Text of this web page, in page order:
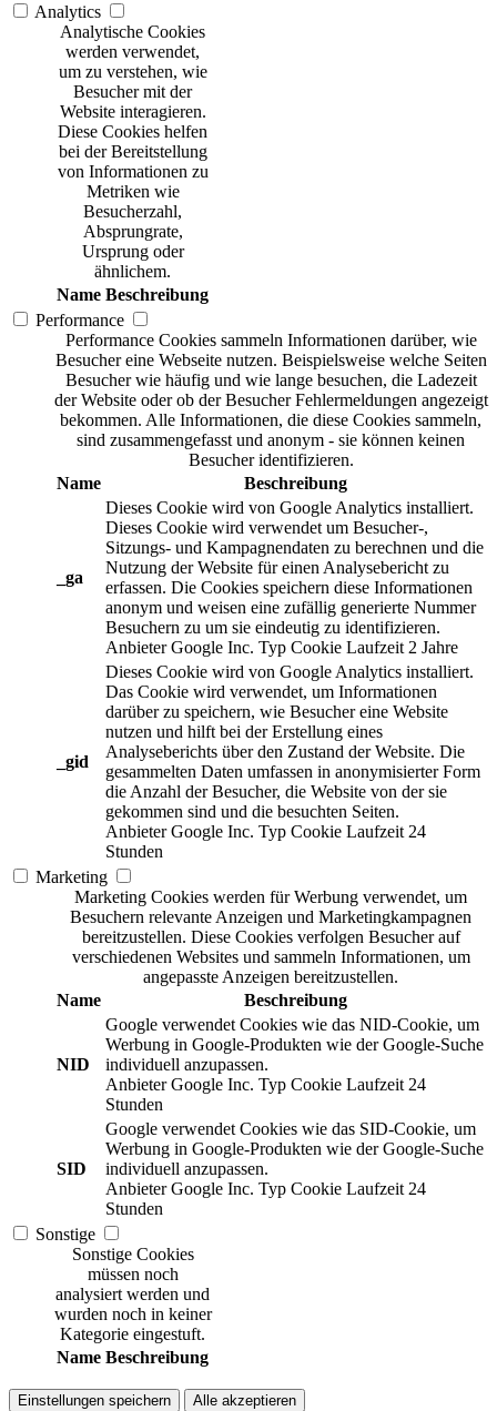
Analytics
Analytische Cookies
werden verwendet,
um zu verstehen, wie
Besucher mit der
Website interagieren.
Diese Cookies helfen
bei der Bereitstellung
von Informationen zu
Metriken wie
Besucherzahl,
Absprungrate,
Ursprung oder
ähnlichem.
Name Beschreibung
Performance
Performance Cookies sammeln Informationen darüber, wie
Besucher eine Webseite nutzen. Beispielsweise welche Seiten
Besucher wie häufig und wie lange besuchen, die Ladezeit
der Website oder ob der Besucher Fehlermeldungen angezeigt
bekommen. Alle Informationen, die diese Cookies sammeln,
sind zusammengefasst und anonym - sie können keinen
Besucher identifizieren.
Name
Beschreibung
_ga
Dieses Cookie wird von Google Analytics installiert.
Dieses Cookie wird verwendet um Besucher-,
Sitzungs- und Kampagnendaten zu berechnen und die
Nutzung der Website für einen Analysebericht zu
erfassen. Die Cookies speichern diese Informationen
anonym und weisen eine zufällig generierte Nummer
Besuchern zu um sie eindeutig zu identifizieren.
Anbieter Google Inc. Typ Cookie Laufzeit 2 Jahre
_gid
Dieses Cookie wird von Google Analytics installiert.
Das Cookie wird verwendet, um Informationen
darüber zu speichern, wie Besucher eine Website
nutzen und hilft bei der Erstellung eines
Analyseberichts über den Zustand der Website. Die
gesammelten Daten umfassen in anonymisierter Form
die Anzahl der Besucher, die Website von der sie
gekommen sind und die besuchten Seiten.
Anbieter Google Inc. Typ Cookie Laufzeit 24
Stunden
Marketing
Marketing Cookies werden für Werbung verwendet, um
Besuchern relevante Anzeigen und Marketingkampagnen
bereitzustellen. Diese Cookies verfolgen Besucher auf
verschiedenen Websites und sammeln Informationen, um
angepasste Anzeigen bereitzustellen.
Name
Beschreibung
NID
Google verwendet Cookies wie das NID-Cookie, um
Werbung in Google-Produkten wie der Google-Suche
individuell anzupassen.
Anbieter Google Inc. Typ Cookie Laufzeit 24
Stunden
SID
Google verwendet Cookies wie das SID-Cookie, um
Werbung in Google-Produkten wie der Google-Suche
individuell anzupassen.
Anbieter Google Inc. Typ Cookie Laufzeit 24
Stunden
Sonstige
Sonstige Cookies
müssen noch
analysiert werden und
wurden noch in keiner
Kategorie eingestuft.
Name Beschreibung
Einstellungen speichern Alle akzeptieren